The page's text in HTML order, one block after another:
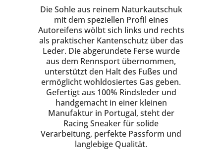
Die Sohle aus reinem Naturkautschuk
mit dem speziellen Profil eines
Autoreifens wölbt sich links und rechts
als praktischer Kantenschutz über das
Leder. Die abgerundete Ferse wurde
aus dem Rennsport übernommen,
unterstützt den Halt des Fußes und
ermöglicht wohldosiertes Gas geben.
Gefertigt aus 100% Rindsleder und
handgemacht in einer kleinen
Manufaktur in Portugal, steht der
Racing Sneaker für solide
Verarbeitung, perfekte Passform und
langlebige Qualität.